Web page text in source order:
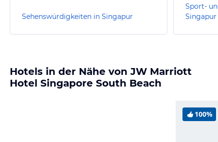
Sehenswürdigkeiten in Singapur
Sport-
Singapur
Hotels in der Nähe von JW Marriott
Hotel Singapore South Beach
100%